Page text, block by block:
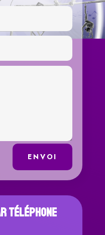
ENVOI
téléphone